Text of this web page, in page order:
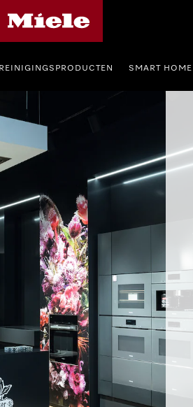
REINIGINGSPRODUCTEN SMART HOME